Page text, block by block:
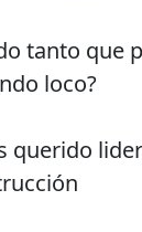
tanto que
loco?
querido